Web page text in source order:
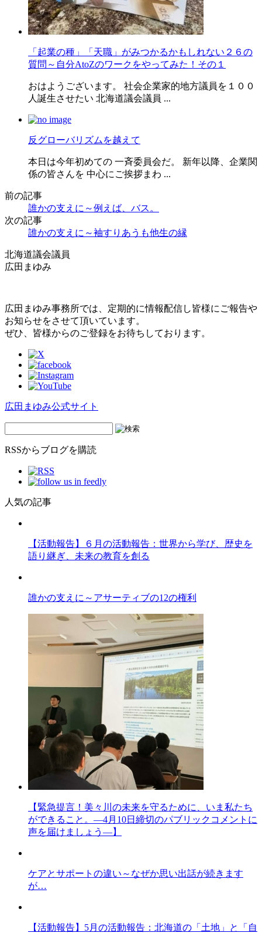
「起業の種」「天職」がみつかるかもしれない２６の
質問～自分AtoZのワークをやってみた！その１
おはようございます。 社会企業家的地方議員を１００
人誕生させたい 北海道議会議員 ...
反グローバリズムを越えて
本日は今年初めての 一斉委員会だ。 新年以降、企業関
係の皆さんを 中心にご挨拶まわ ...
前の記事
誰かの支えに～例えば、バス。
次の記事
誰かの支えに～袖すりあうも他生の縁
北海道議会議員
広田まゆみ
広田まゆみ事務所では、定期的に情報配信し皆様にご報告や
お知らせをさせて頂いています。
ぜひ、皆様からのご登録をお待ちしております。
広田まゆみ公式サイト
RSSからブログを購読
人気の記事
【活動報告】６月の活動報告：世界から学び、歴史を
語り継ぎ、未来の教育を創る
誰かの支えに～アサーティブの12の権利
【緊急提言！美々川の未来を守るために、いま私たち
ができること。―4月10日締切のパブリックコメントに
声を届けましょう―】
ケアとサポートの違い～なぜか思い出話が続きます
が…
【活動報告】5月の活動報告：北海道の「土地」と「自